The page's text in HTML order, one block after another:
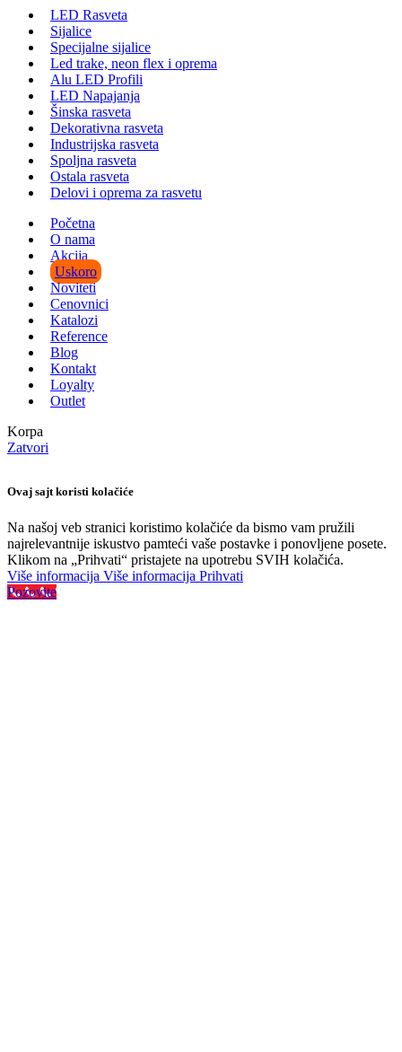
LED Rasveta
Sijalice
Specijalne sijalice
Led trake, neon flex i oprema
Alu LED Profili
LED Napajanja
Šinska rasveta
Dekorativna rasveta
Industrijska rasveta
Spoljna rasveta
Ostala rasveta
Delovi i oprema za rasvetu
Početna
O nama
Akcija
Uskoro
Noviteti
Cenovnici
Katalozi
Reference
Blog
Kontakt
Loyalty
Outlet
Korpa
Zatvori
Ovaj sajt koristi kolačiće
Na našoj veb stranici koristimo kolačiće da bismo vam pružili
najrelevantnije iskustvo pamteći vaše postavke i ponovljene posete.
Klikom na „Prihvati“ pristajete na upotrebu SVIH kolačića.
Više informacija Više informacija Prihvati
Pozovite